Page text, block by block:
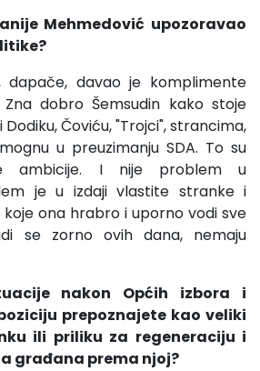
Mehmedović upozoravao
dapače, davao je komplimente
dobro Šemsudin kako stoje
Čoviću, "Trojci", strancima,
u preuzimanju SDA. To su
ambicije. I nije problem u
je u izdaji vlastite stranke i
ona hrabro i uporno vodi sve
se zorno ovih dana, nemaju
nakon Općih izbora i
prepoznajete kao veliki
ili priliku za regeneraciju i
građana prema njoj?